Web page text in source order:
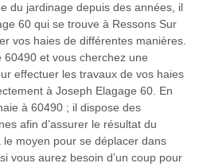
du jardinage depuis des années, il
60 qui se trouve à Ressons Sur
vos haies de différentes manières.
et vous cherchez une
effectuer les travaux de vos haies
à Joseph Elagage 60. En
à 60490 ; il dispose des
afin d’assurer le résultat du
moyen pour se déplacer dans
vous aurez besoin d’un coup pour